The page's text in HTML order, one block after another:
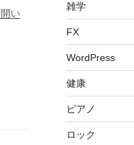
い
雑学
FX
WordPress
健康
ピアノ
ロック